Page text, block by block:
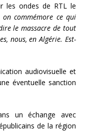
les ondes de RTL le
on commémore ce qui
le massacre de tout
nous, en Algérie. Est-
audiovisuelle et
éventuelle sanction
un échange avec
de la région